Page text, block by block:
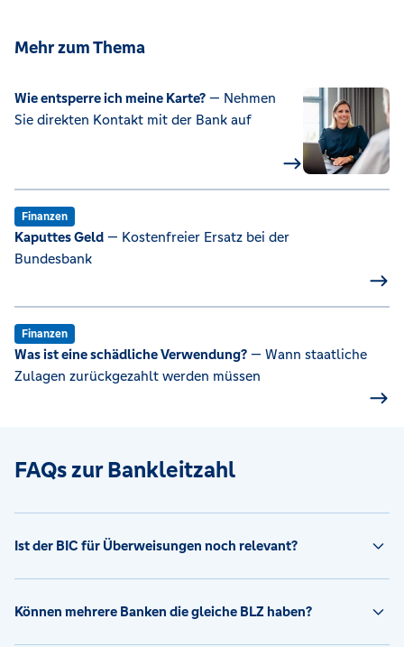
Mehr zum Thema
Wie entsperre ich meine Karte? — Nehmen
Sie direkten Kontakt mit der Bank auf
Finanzen
Kaputtes Geld — Kostenfreier Ersatz bei der
Bundesbank
Finanzen
Was ist eine schädliche Verwendung? — Wann staatliche
Zulagen zurückgezahlt werden müssen
FAQs zur Bankleitzahl
Ist der BIC für Überweisungen noch relevant?
Können mehrere Banken die gleiche BLZ haben?